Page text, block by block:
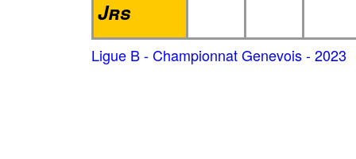
Jrs
Ligue B - Championnat Genevois - 2023